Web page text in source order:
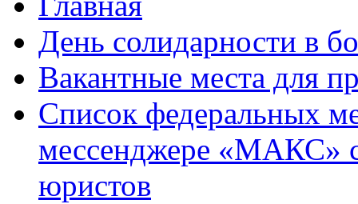
День солидарности в
Вакантные места для
Список федеральных
мессенджере «МАКС» с
юристов